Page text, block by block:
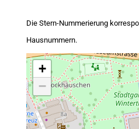
Die Stern-Nummerierung
Hausnummern.
+
−